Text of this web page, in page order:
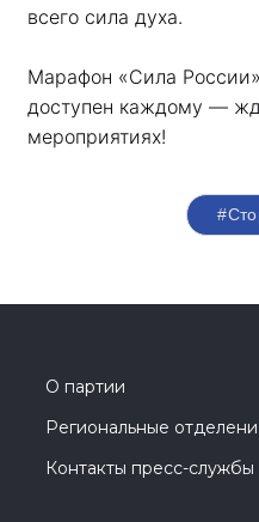
всего сила духа.
Марафон «Сила
доступен каждому —
мероприятиях!
О партии
Региональные
Контакты пресс-службы